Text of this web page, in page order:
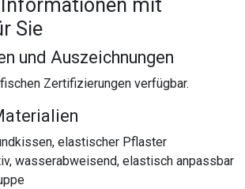
mit
Sie
und Auszeichnungen
Zertifizierungen verfügbar.
elastischer Pflaster
wasserabweisend, elastisch anpassbar